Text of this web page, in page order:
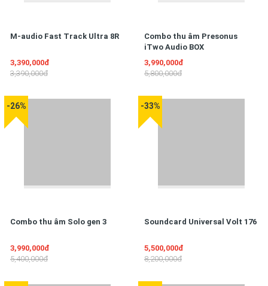
M-audio Fast Track Ultra 8R
3,390,000đ
3,390,000đ
Combo thu âm Presonus
iTwo Audio BOX
3,990,000đ
5,800,000đ
-26%
Combo thu âm Solo gen 3
3,990,000đ
5,400,000đ
-33%
Soundcard Universal Volt 176
5,500,000đ
8,200,000đ